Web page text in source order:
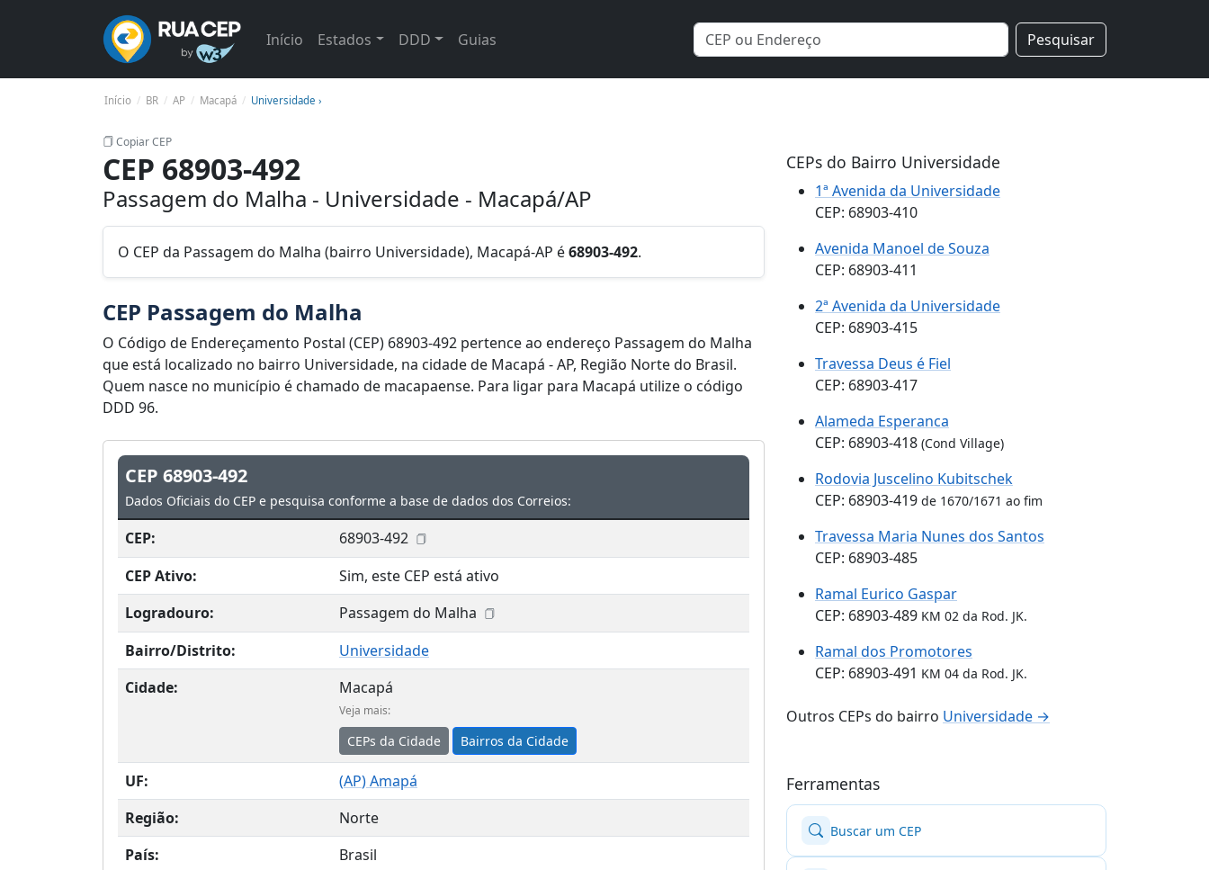
Início Estados DDD Guias Pesquisar
Início BR AP Macapá Universidade ›
Copiar CEP
CEP 68903-492
Passagem do Malha - Universidade - Macapá/AP
O CEP da Passagem do Malha (bairro Universidade), Macapá-AP é68903-492.
CEP Passagem do Malha
O Código de Endereçamento Postal (CEP) 68903-492 pertence ao endereço Passagem do Malha
que está localizado no bairro Universidade, na cidade de Macapá - AP, Região Norte do Brasil.
Quem nasce no município é chamado de macapaense. Para ligar para Macapá utilize o código
DDD 96.
CEP 68903-492
Dados Oficiais do CEP e pesquisa conforme a base de dados dos Correios:
CEP:
68903-492
CEP Ativo:
Sim, este CEP está ativo
Logradouro:
Passagem do Malha
Bairro/Distrito:
Universidade
Cidade:
Macapá
Veja mais:
CEPs da Cidade Bairros da Cidade
UF: (AP) Amapá
Região:
Norte
País:
Brasil
CEPs do Bairro Universidade
1ª Avenida da Universidade
CEP: 68903-410
Avenida Manoel de Souza
CEP: 68903-411
2ª Avenida da Universidade
CEP: 68903-415
Travessa Deus é Fiel
CEP: 68903-417
Alameda Esperanca
CEP: 68903-418 (Cond Village)
Rodovia Juscelino Kubitschek
CEP: 68903-419 de 1670/1671 ao fim
Travessa Maria Nunes dos Santos
CEP: 68903-485
Ramal Eurico Gaspar
CEP: 68903-489 KM 02 da Rod. JK.
Ramal dos Promotores
CEP: 68903-491 KM 04 da Rod. JK.
Outros CEPs do bairro Universidade →
Ferramentas
Buscar um CEP